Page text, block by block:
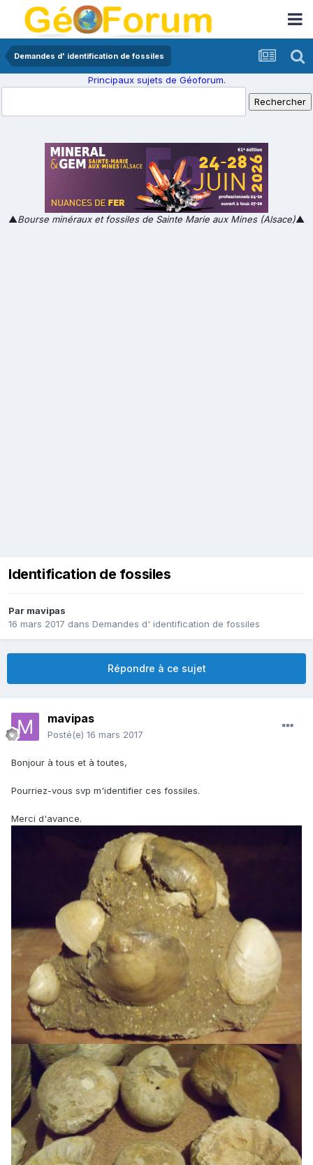
Demandes d' identification de fossiles
Principaux sujets de Géoforum.
▲Bourse minéraux et fossiles de Sainte Marie aux Mines (Alsace)▲
Identification de fossiles
Par mavipas
16 mars 2017 dans Demandes d' identification de fossiles
Répondre à ce sujet
mavipas
Posté(e) 16 mars 2017
Bonjour à tous et à toutes,
Pourriez-vous svp m'identifier ces fossiles.
Merci d'avance.